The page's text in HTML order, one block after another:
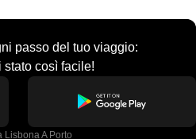
passo del tuo viaggio:
così facile!
Lisbona A Porto